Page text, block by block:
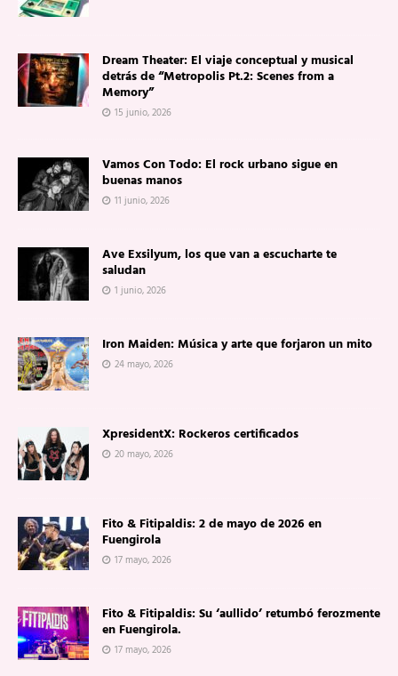
Dream Theater: El viaje conceptual y musical
detrás de “Metropolis Pt.2: Scenes from a
Memory”
15 junio, 2026
Vamos Con Todo: El rock urbano sigue en
buenas manos
11 junio, 2026
Ave Exsilyum, los que van a escucharte te
saludan
1 junio, 2026
Iron Maiden: Música y arte que forjaron un mito
24 mayo, 2026
XpresidentX: Rockeros certificados
20 mayo, 2026
Fito & Fitipaldis: 2 de mayo de 2026 en
Fuengirola
17 mayo, 2026
Fito & Fitipaldis: Su ‘aullido’ retumbó ferozmente
en Fuengirola.
17 mayo, 2026